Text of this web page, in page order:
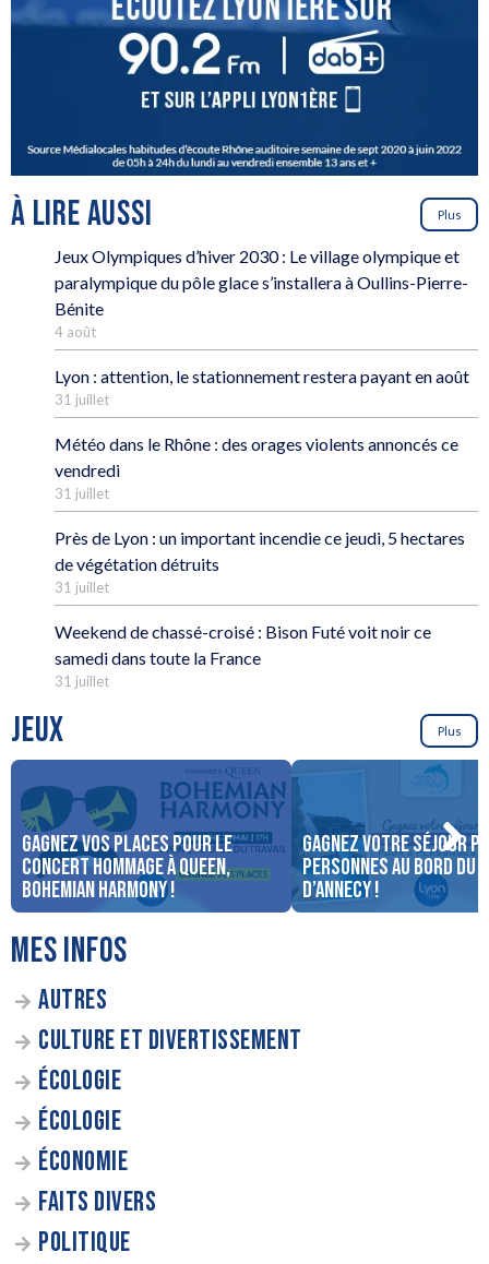
À LIRE AUSSI Plus
Jeux Olympiques d’hiver 2030 : Le village olympique et
paralympique du pôle glace s’installera à Oullins-Pierre-
Bénite
4 août
Lyon : attention, le stationnement restera payant en août
31 juillet
Météo dans le Rhône : des orages violents annoncés ce
vendredi
31 juillet
Près de Lyon : un important incendie ce jeudi, 5 hectares
de végétation détruits
31 juillet
Weekend de chassé-croisé : Bison Futé voit noir ce
samedi dans toute la France
31 juillet
JEUX Plus
Gagnez vos places pour le
concert Hommage à Queen,
Bohemian Harmony !
Gagnez votre séjour
personnes au bord du
d’Annecy !
MES INFOS
AUTRES
CULTURE ET DIVERTISSEMENT
ÉCOLOGIE
ÉCOLOGIE
ÉCONOMIE
FAITS DIVERS
POLITIQUE